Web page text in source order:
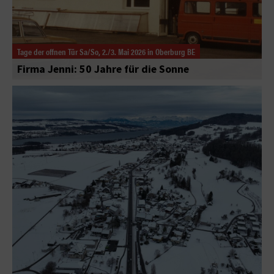
Tage der offnen Tür Sa/So, 2./3. Mai 2026 in Oberburg BE
Firma Jenni: 50 Jahre für die Sonne